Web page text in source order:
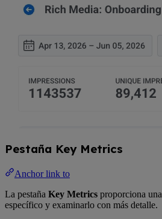
Pestaña Key Metrics
Anchor link to
La pestaña Key Metrics proporciona
específico y examinarlo con más detalle.